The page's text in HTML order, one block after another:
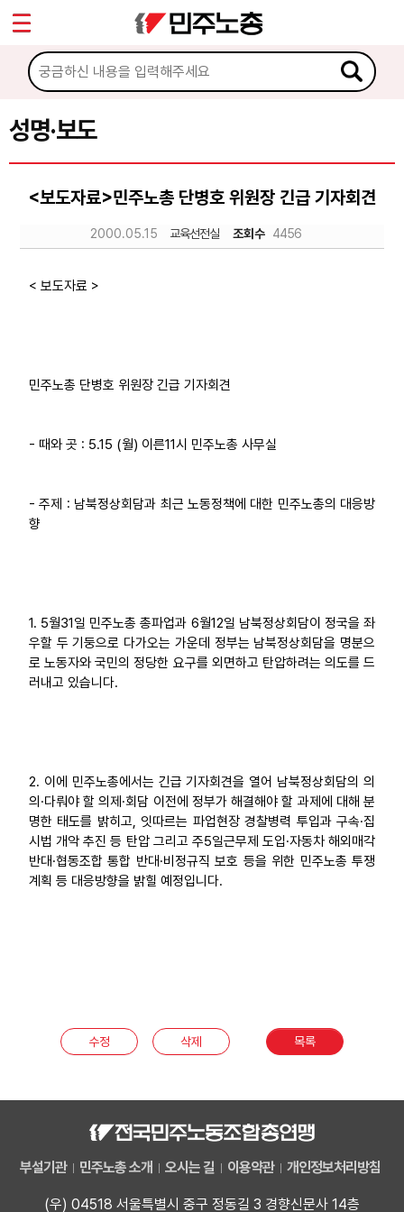
성명·보도
<보도자료>민주노총 단병호 위원장 긴급 기자회견
2000.05.15 교육선전실 조회수 4456
< 보도자료 >
민주노총 단병호 위원장 긴급 기자회견
- 때와 곳 : 5.15 (월) 이른11시 민주노총 사무실
- 주제 : 남북정상회담과 최근 노동정책에 대한 민주노총의 대응방
향
1. 5월31일 민주노총 총파업과 6월12일 남북정상회담이 정국을 좌
우할 두 기둥으로 다가오는 가운데 정부는 남북정상회담을 명분으
로 노동자와 국민의 정당한 요구를 외면하고 탄압하려는 의도를 드
러내고 있습니다.
2. 이에 민주노총에서는 긴급 기자회견을 열어 남북정상회담의 의
의·다뤄야 할 의제·회담 이전에 정부가 해결해야 할 과제에 대해 분
명한 태도를 밝히고, 잇따르는 파업현장 경찰병력 투입과 구속·집
시법 개악 추진 등 탄압 그리고 주5일근무제 도입·자동차 해외매각
반대·협동조합 통합 반대·비정규직 보호 등을 위한 민주노총 투쟁
계획 등 대응방향을 밝힐 예정입니다.
수정 삭제 목록
부설기관 민주노총 소개 오시는 길 이용약관 개인정보처리방침
(우) 04518 서울특별시 중구 정동길 3 경향신문사 14층
마이페이지
소개
소식
공지사항
성명·보도
노동상담
부설기관
업무
Sketchbook5, 스케치북5
Sketchbook5, 스케치북5